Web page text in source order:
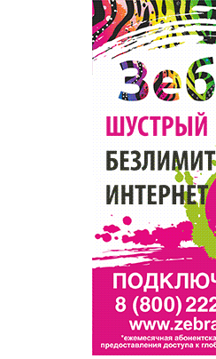
Рестораны, кафе, бары
Развлечения и отдых
Спорт Фитнес
Недвижимость
Популярное →